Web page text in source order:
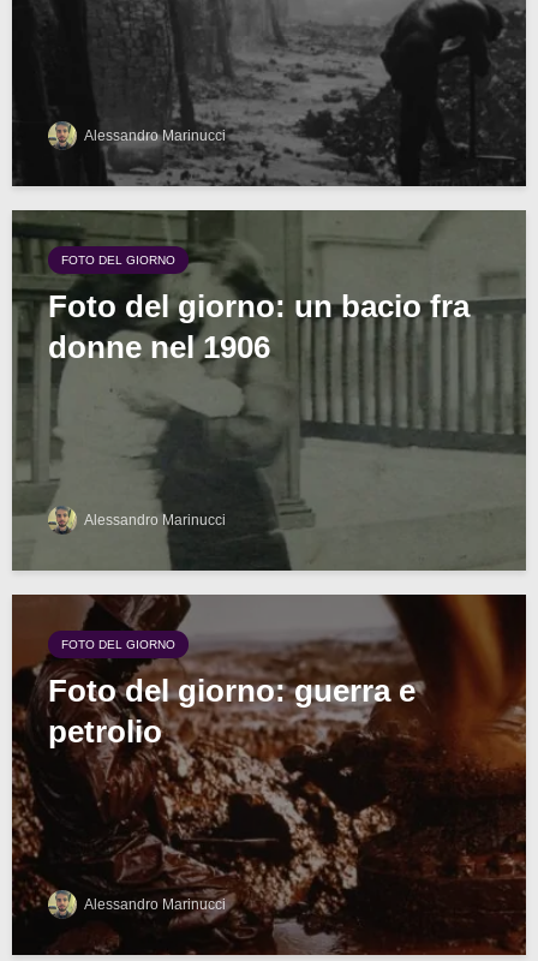
Alessandro Marinucci
FOTO DEL GIORNO
Foto del giorno: un bacio fra
donne nel 1906
Alessandro Marinucci
FOTO DEL GIORNO
Foto del giorno: guerra e
petrolio
Alessandro Marinucci